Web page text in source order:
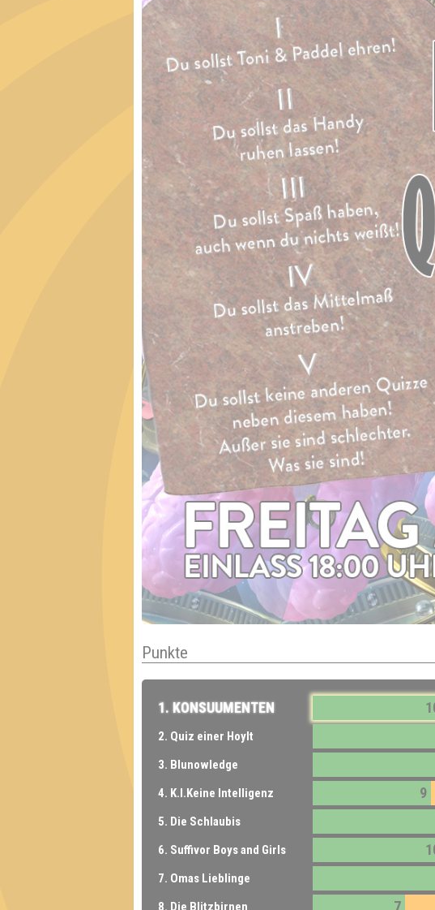
Punkte
1. KONSUUMENTEN
2. Quiz einer Hoylt
3. Blunowledge
4. K.I.Keine Intelligenz 9
5. Die Schlaubis
6. Suffivor Boys and Girls
7. Omas Lieblinge
8. Die Blitzbirnen 7